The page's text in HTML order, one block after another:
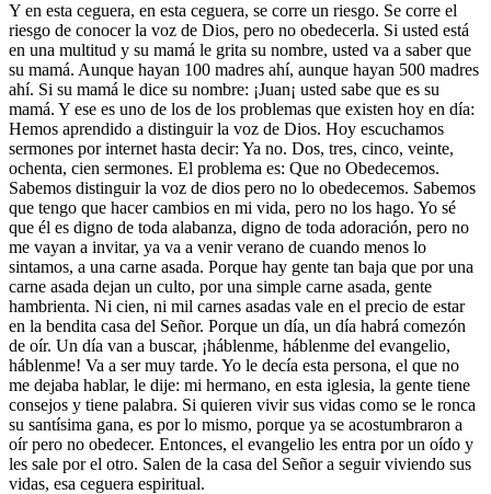
Y en esta ceguera, en esta ceguera, se corre un riesgo. Se corre el
riesgo de conocer la voz de Dios, pero no obedecerla. Si usted está
en una multitud y su mamá le grita su nombre, usted va a saber que
su mamá. Aunque hayan 100 madres ahí, aunque hayan 500 madres
ahí. Si su mamá le dice su nombre: ¡Juan¡ usted sabe que es su
mamá. Y ese es uno de los de los problemas que existen hoy en día:
Hemos aprendido a distinguir la voz de Dios. Hoy escuchamos
sermones por internet hasta decir: Ya no. Dos, tres, cinco, veinte,
ochenta, cien sermones. El problema es: Que no Obedecemos.
Sabemos distinguir la voz de dios pero no lo obedecemos. Sabemos
que tengo que hacer cambios en mi vida, pero no los hago. Yo sé
que él es digno de toda alabanza, digno de toda adoración, pero no
me vayan a invitar, ya va a venir verano de cuando menos lo
sintamos, a una carne asada. Porque hay gente tan baja que por una
carne asada dejan un culto, por una simple carne asada, gente
hambrienta. Ni cien, ni mil carnes asadas vale en el precio de estar
en la bendita casa del Señor. Porque un día, un día habrá comezón
de oír. Un día van a buscar, ¡háblenme, háblenme del evangelio,
háblenme! Va a ser muy tarde. Yo le decía esta persona, el que no
me dejaba hablar, le dije: mi hermano, en esta iglesia, la gente tiene
consejos y tiene palabra. Si quieren vivir sus vidas como se le ronca
su santísima gana, es por lo mismo, porque ya se acostumbraron a
oír pero no obedecer. Entonces, el evangelio les entra por un oído y
les sale por el otro. Salen de la casa del Señor a seguir viviendo sus
vidas, esa ceguera espiritual.